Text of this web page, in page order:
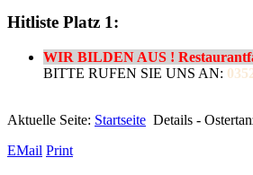
Hitliste Platz 1:
WIR BILDEN AUS !
BITTE RUFEN SIE UNS AN:
Aktuelle Seite: Startseite Details -
EMail Print